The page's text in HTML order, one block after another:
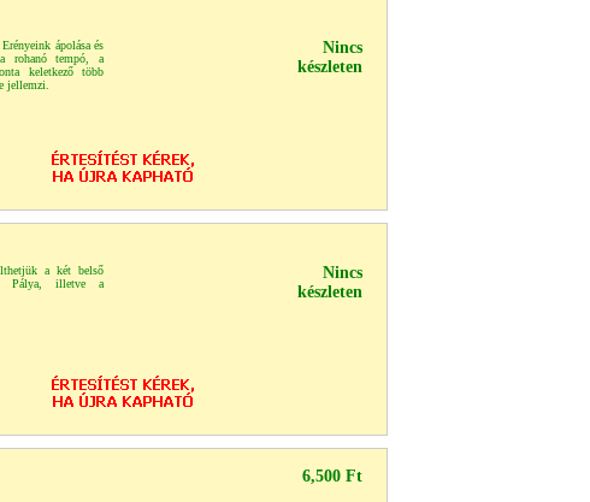
ápolása és
a rohanó tempó, a
keletkező több
jellemzi.
Nincs
készleten
a két belső
Pálya, illetve a
Nincs
készleten
6,500 Ft